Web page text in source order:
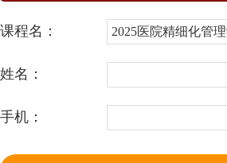
课程名：
姓名：
手机：